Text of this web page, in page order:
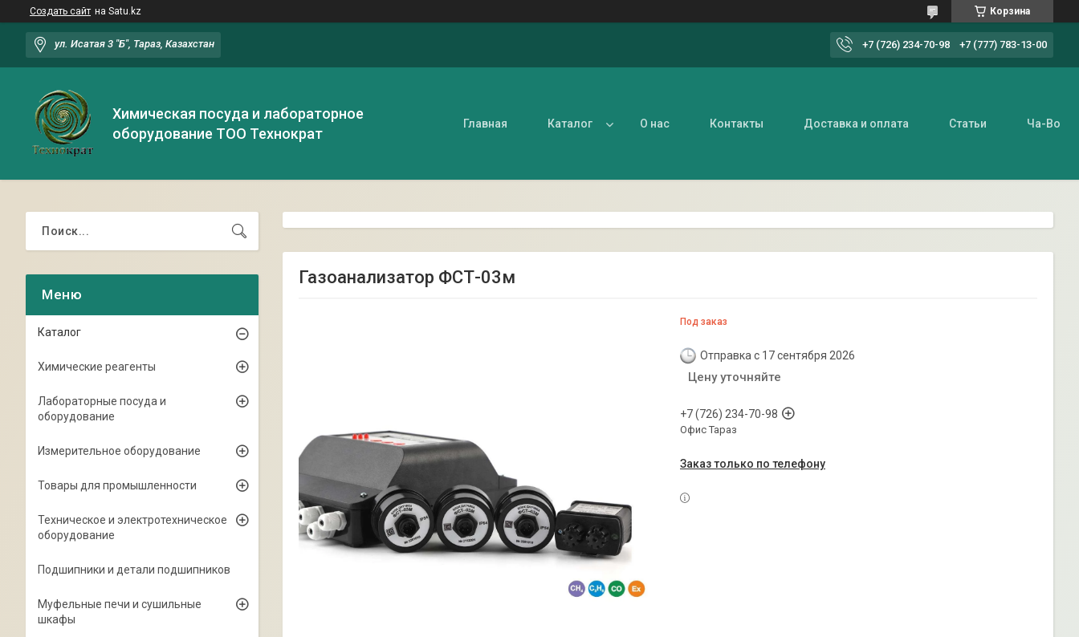
Создать сайт на Satu.kz Корзина
ул. Исатая 3 "Б", Тараз, Казахстан +7 (726) 234-70-98 +7 (777) 783-13-00
Химическая посуда и лабораторное
оборудование ТОО Технократ
Главная Каталог О нас Контакты Доставка и оплата Статьи Ча-Во
Газоанализатор ФСТ-03м
Под заказ
Отправка с 17 сентября 2026
Цену уточняйте
+7 (726) 234-70-98
Офис Тараз
Заказ только по телефону
Каталог
Химические реагенты
Лабораторные посуда и
оборудование
Измерительное оборудование
Товары для промышленности
Техническое и электротехническое
оборудование
Подшипники и детали подшипников
Муфельные печи и сушильные
шкафы